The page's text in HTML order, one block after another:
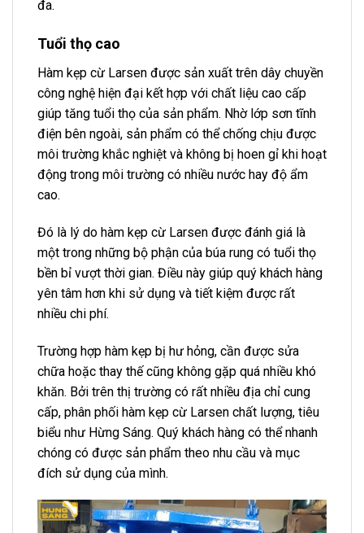
đa.
Tuổi thọ cao
Hàm kẹp cừ Larsen được sản xuất trên dây chuyền
công nghệ hiện đại kết hợp với chất liệu cao cấp
giúp tăng tuổi thọ của sản phẩm. Nhờ lớp sơn tĩnh
điện bên ngoài, sản phẩm có thể chống chịu được
môi trường khắc nghiệt và không bị hoen gỉ khi hoạt
động trong môi trường có nhiều nước hay độ ẩm
cao.
Đó là lý do hàm kẹp cừ Larsen được đánh giá là
một trong những bộ phận của búa rung có tuổi thọ
bền bỉ vượt thời gian. Điều này giúp quý khách hàng
yên tâm hơn khi sử dụng và tiết kiệm được rất
nhiều chi phí.
Trường hợp hàm kẹp bị hư hỏng, cần được sửa
chữa hoặc thay thế cũng không gặp quá nhiều khó
khăn. Bởi trên thị trường có rất nhiều địa chỉ cung
cấp, phân phối hàm kẹp cừ Larsen chất lượng, tiêu
biểu như Hừng Sáng. Quý khách hàng có thể nhanh
chóng có được sản phẩm theo nhu cầu và mục
đích sử dụng của mình.